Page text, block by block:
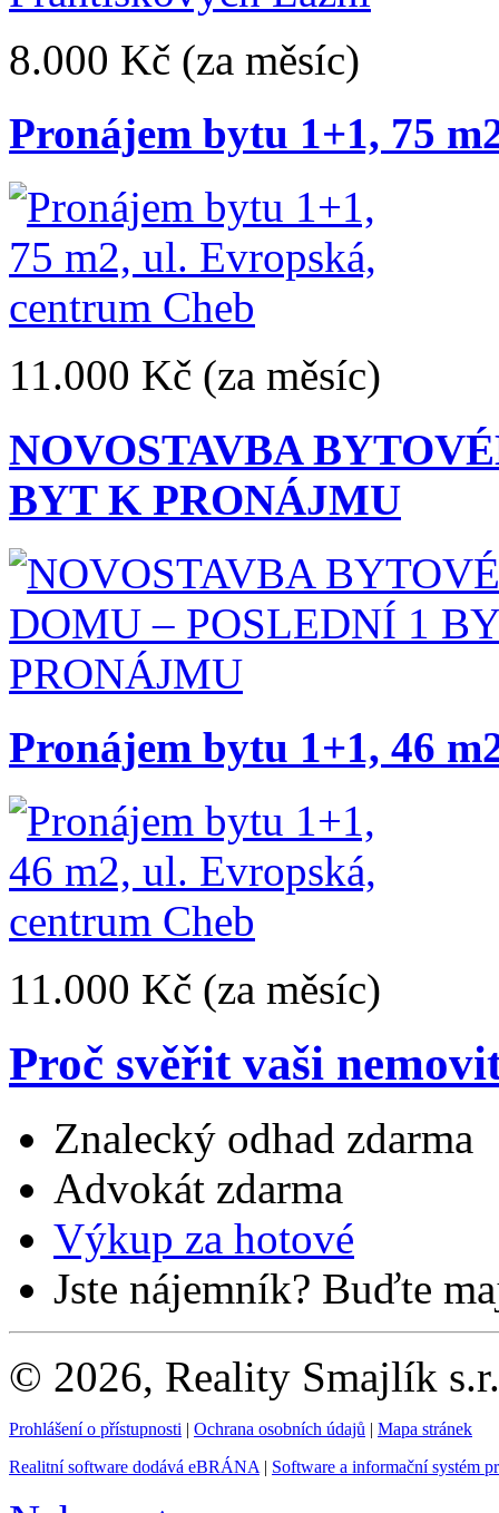
8.000 Kč (za měsíc)
Pronájem bytu 1+1, 75
11.000 Kč (za měsíc)
NOVOSTAVBA
BYT K PRONÁJMU
Pronájem bytu 1+1, 46
11.000 Kč (za měsíc)
Proč svěřit vaši
Znalecký odhad zdarma
Advokát zdarma
Výkup za hotové
Jste nájemník? Buďte
© 2026, Reality Smajlík
Prohlášení o přístupnosti | Ochrana osobních údajů | Mapa stránek
Realitní software dodává eBRÁNA | Software a informační systém